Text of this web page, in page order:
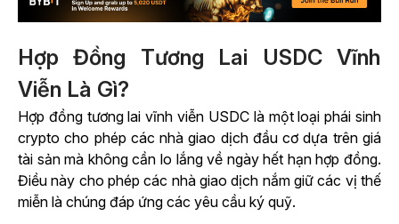
Hợp Đồng Tương Lai USDC Vĩnh
Viễn Là Gì?
Hợp đồng tương lai vĩnh viễn USDC là một loại phái sinh
crypto cho phép các nhà giao dịch đầu cơ dựa trên giá
tài sản mà không cần lo lắng về ngày hết hạn hợp đồng.
Điều này cho phép các nhà giao dịch nắm giữ các vị thế
miễn là chúng đáp ứng các yêu cầu ký quỹ.